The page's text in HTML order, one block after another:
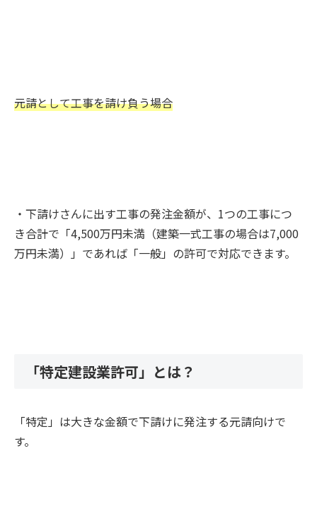
元請として工事を請け負う場合
・下請けさんに出す工事の発注金額が、1つの工事につ
き合計で「4,500万円未満（建築一式工事の場合は7,000
万円未満）」であれば「一般」の許可で対応できます。
「特定建設業許可」とは？
「特定」は大きな金額で下請けに発注する元請向けで
す。